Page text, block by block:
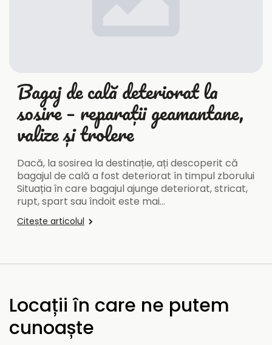
Bagaj de cală deteriorat la
sosire – reparații geamantane,
valize și trolere
Dacă, la sosirea la destinație, ați descoperit că
bagajul de cală a fost deteriorat în timpul zborului
Situația în care bagajul ajunge deteriorat, stricat,
rupt, spart sau îndoit este mai…
Citește articolul
Locații în care ne putem
cunoaște